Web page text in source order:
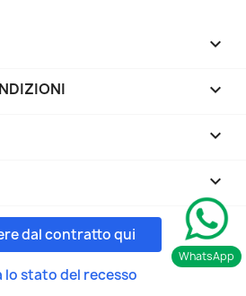



keyboard_arrow_down
dal contratto qui
lo stato del recesso
WhatsApp